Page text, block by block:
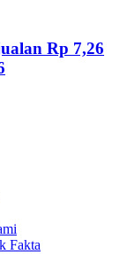
Rp 7,26
Fakta